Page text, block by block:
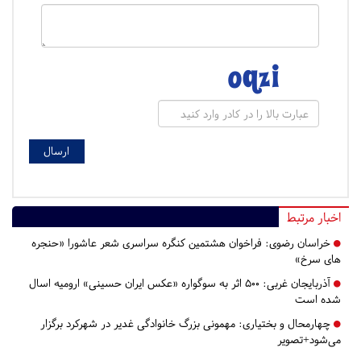
اخبار مرتبط
خراسان رضوی: فراخوان هشتمین کنگره سراسری شعر عاشورا «حنجره
های سرخ»
آذربایجان غربی:
۵۰۰ اثر به سوگواره «عکس ایران حسینی» ارومیه اسال
شده است
چهارمحال و بختیاری: مهمونی بزرگ خانوادگی غدیر در شهرکرد برگزار
می‌شود+تصویر